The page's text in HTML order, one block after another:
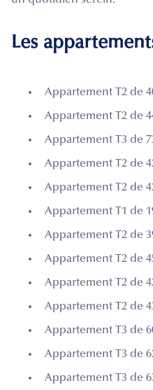
Les
Appartement T2 de
Appartement T2 de
Appartement T3 de
Appartement T2 de
Appartement T2 de
Appartement T1 de
Appartement T2 de
Appartement T2 de
Appartement T2 de
Appartement T2 de
Appartement T3 de
Appartement T3 de
Appartement T3 de